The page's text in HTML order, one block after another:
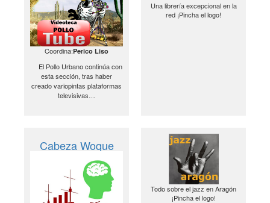
Coordina:Perico Liso
El Pollo Urbano continúa con
esta sección, tras haber
creado variopintas plataformas
televisivas…
Una librería excepcional en la
red ¡Pincha el logo!
Cabeza Woque
Todo sobre el jazz en Aragón
¡Pincha el logo!